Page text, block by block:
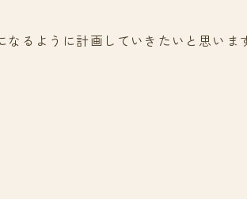
なるように計画していきたいと思いま